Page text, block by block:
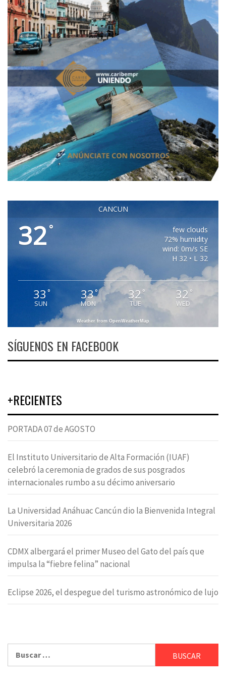
CANCUN
32 °
few clouds
72% humidity
wind: 0m/s SE
H 32 • L 32
33 °
SUN
33°
MON
32 °
TUE
32 °
WED
Weather from OpenWeatherMap
SÍGUENOS EN FACEBOOK
+RECIENTES
PORTADA 07 de AGOSTO
El Instituto Universitario de Alta Formación (IUAF)
celebró la ceremonia de grados de sus posgrados
internacionales rumbo a su décimo aniversario
La Universidad Anáhuac Cancún dio la Bienvenida Integral
Universitaria 2026
CDMX albergará el primer Museo del Gato del país que
impulsa la “fiebre felina” nacional
Eclipse 2026, el despegue del turismo astronómico de lujo